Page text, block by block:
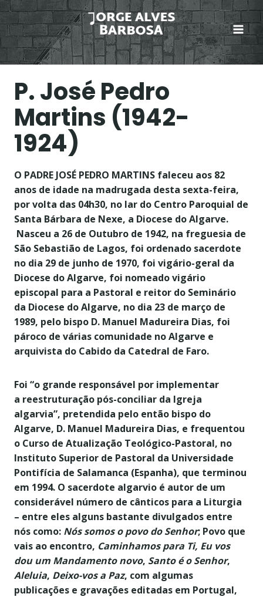
Skip
to
content
P. José Pedro
Martins (1942-
1924)
O PADRE JOSÉ PEDRO MARTINS faleceu aos 82
anos de idade na madrugada desta sexta-feira,
por volta das 04h30, no lar do Centro Paroquial de
Santa Bárbara de Nexe, a Diocese do Algarve.
Nasceu a 26 de Outubro de 1942, na freguesia de
São Sebastião de Lagos, foi ordenado sacerdote
no dia 29 de junho de 1970, foi vigário-geral da
Diocese do Algarve, foi nomeado vigário
episcopal para a Pastoral e reitor do Seminário
da Diocese do Algarve, no dia 23 de março de
1989, pelo bispo D. Manuel Madureira Dias, foi
pároco de várias comunidade no Algarve e
arquivista do Cabido da Catedral de Faro.
Foi “o grande responsável por implementar
a reestruturação pós-conciliar da Igreja
algarvia”, pretendida pelo então bispo do
Algarve, D. Manuel Madureira Dias, e frequentou
o Curso de Atualização Teológico-Pastoral, no
Instituto Superior de Pastoral da Universidade
Pontifícia de Salamanca (Espanha), que terminou
em 1994. O sacerdote algarvio é autor de um
considerável número de cânticos para a Liturgia
– entre eles alguns bastante divulgados entre
nós como: Nós somos o povo do Senhor; Povo que
vais ao encontro, Caminhamos para Ti, Eu vos
dou um Mandamento novo, Santo é o Senhor,
Aleluia, Deixo-vos a Paz, com algumas
publicações e gravações editadas em Portugal,